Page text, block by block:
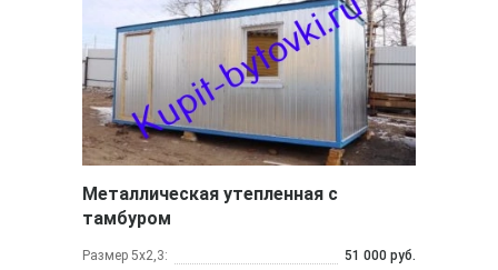
Металлическая утепленная с
тамбуром
Размер 5х2,3:
51 000 руб.